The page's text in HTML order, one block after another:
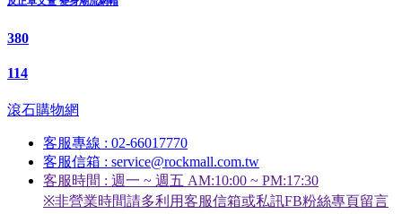
380
114
滾石購物網
客服專線 : 02-66017770
客服信箱 : service@rockmall.com.tw
客服時間 : 週一 ~ 週五 AM:10:00 ~ PM:17:30
※非營業時間請多利用客服信箱或私訊FB粉絲專頁留言